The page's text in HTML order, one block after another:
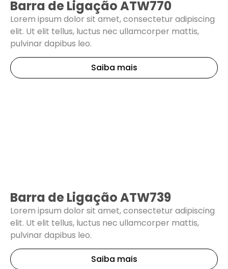
Barra de Ligação ATW770
Lorem ipsum dolor sit amet, consectetur adipiscing
elit. Ut elit tellus, luctus nec ullamcorper mattis,
pulvinar dapibus leo.
Saiba mais
Barra de Ligação ATW739
Lorem ipsum dolor sit amet, consectetur adipiscing
elit. Ut elit tellus, luctus nec ullamcorper mattis,
pulvinar dapibus leo.
Saiba mais